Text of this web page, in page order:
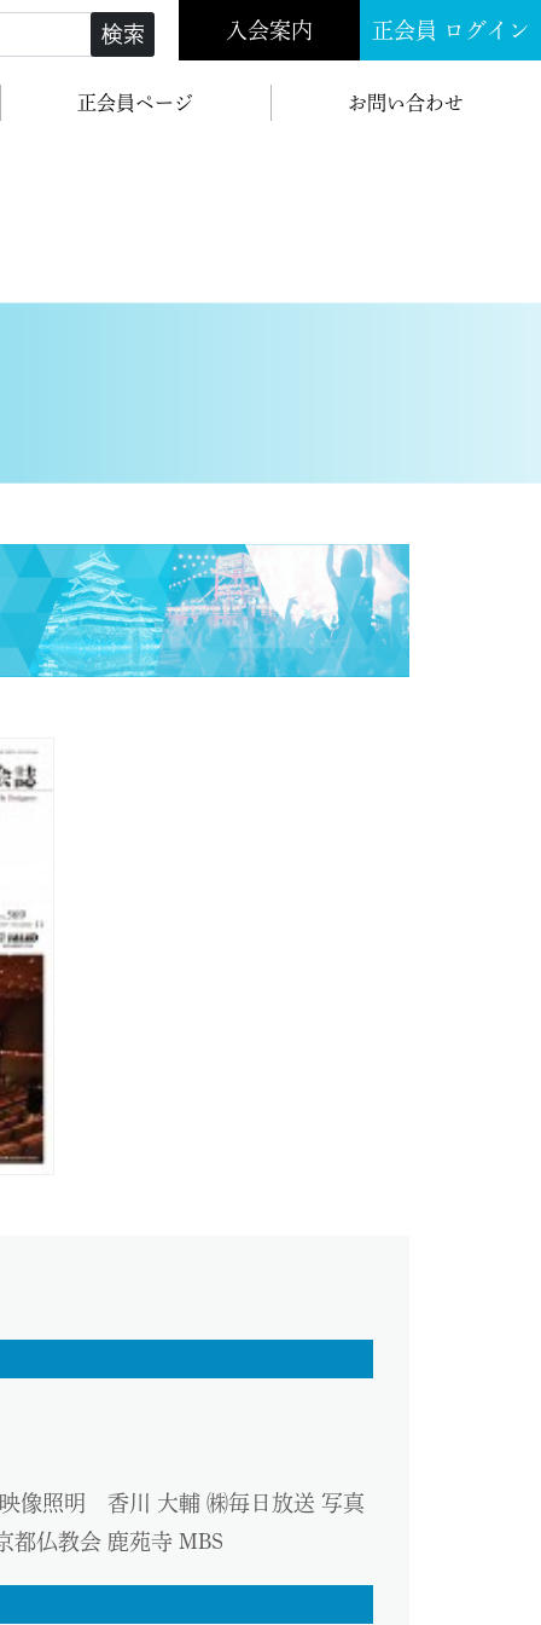
検索 入会案内 正会員 ログイン
正会員ページ お問い合わせ
像照明 香川 大輔 ㈱毎日放送 写真
仏教会 鹿苑寺 MBS